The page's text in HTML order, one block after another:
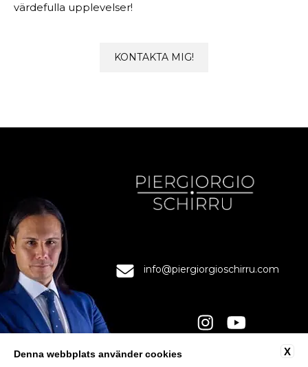
värdefulla upplevelser!
KONTAKTA MIG!
info@piergiorgioschirru.com
X
Denna webbplats använder cookies